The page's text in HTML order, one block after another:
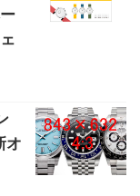
オ